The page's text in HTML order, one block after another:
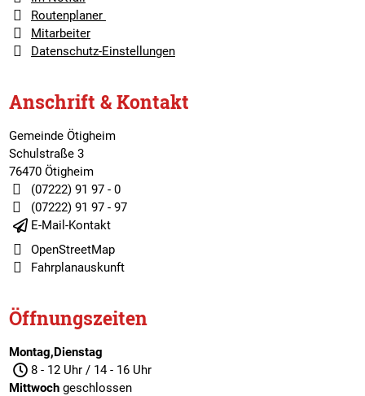
Routenplaner
Mitarbeiter
Datenschutz-Einstellungen
Anschrift & Kontakt
Gemeinde Ötigheim
Schulstraße 3
76470 Ötigheim
(07222) 91 97 - 0
(07222) 91 97 - 97
E-Mail-Kontakt
OpenStreetMap
Fahrplanauskunft
Öffnungszeiten
Montag,Dienstag
8 - 12 Uhr / 14 - 16 Uhr
Mittwochgeschlossen